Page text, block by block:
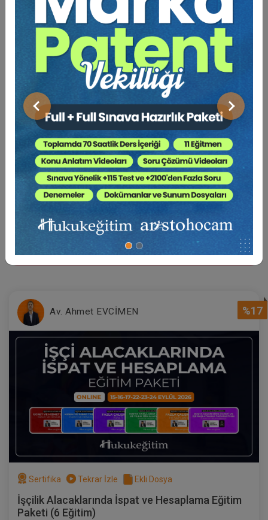
Önceki Sonraki
Av. M. Ufuk TEKİN
Dilekçe 101
ARMAĞANIMIZDIR
Sepete Ekle
Av. M. Ufuk TEKİN
Müvekkille Görüşme
300 TL Sepete Ekle
Av. M. Ufuk TEKİN
Sosyal Medya
BENZER EĞITIMLER
Süper Abone Ol: Sadece 1290 TL / Aylık
%17
Av. Ahmet EVCİMEN
Sertifika Tekrar İzle Ekli Dosya
İşçilik Alacaklarında İspat ve Hesaplama Eğitim
Paketi (6 Eğitim)